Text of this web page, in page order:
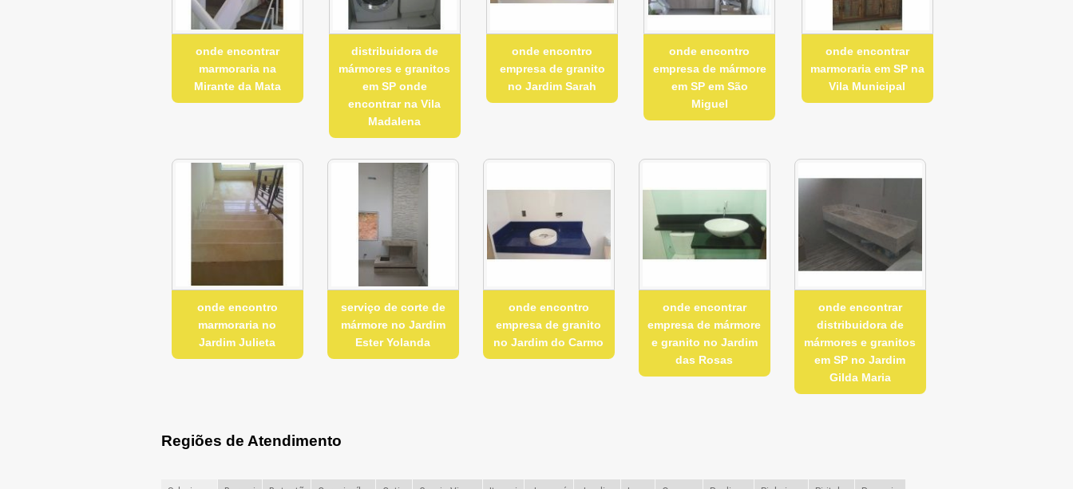
onde encontrar
marmoraria na
Mirante da Mata
distribuidora de
mármores e granitos
em SP onde
encontrar na Vila
Madalena
onde encontro
empresa de granito
no Jardim Sarah
onde encontro
empresa de mármore
em SP em São
Miguel
onde encontrar
marmoraria em SP na
Vila Municipal
onde encontro
marmoraria no
Jardim Julieta
serviço de corte de
mármore no Jardim
Ester Yolanda
onde encontro
empresa de granito
no Jardim do Carmo
onde encontrar
empresa de mármore
e granito no Jardim
das Rosas
onde encontrar
distribuidora de
mármores e granitos
em SP no Jardim
Gilda Maria
Regiões de Atendimento